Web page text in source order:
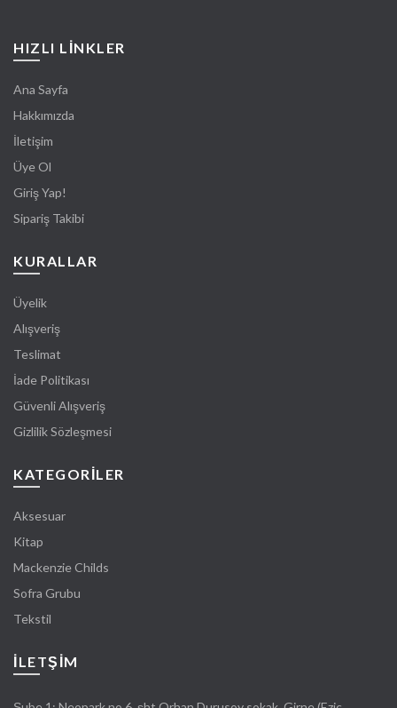
HIZLI LİNKLER
Ana Sayfa
Hakkımızda
İletişim
Üye Ol
Giriş Yap!
Sipariş Takibi
KURALLAR
Üyelik
Alışveriş
Teslimat
İade Politikası
Güvenli Alışveriş
Gizlilik Sözleşmesi
KATEGORİLER
Aksesuar
Kitap
Mackenzie Childs
Sofra Grubu
Tekstil
İLETŞIM